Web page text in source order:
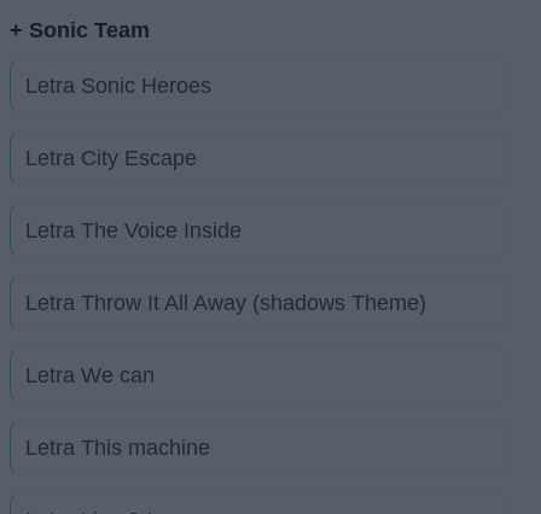
+ Sonic Team
Letra Sonic Heroes
Letra City Escape
Letra The Voice Inside
Letra Throw It All Away (shadows Theme)
Letra We can
Letra This machine